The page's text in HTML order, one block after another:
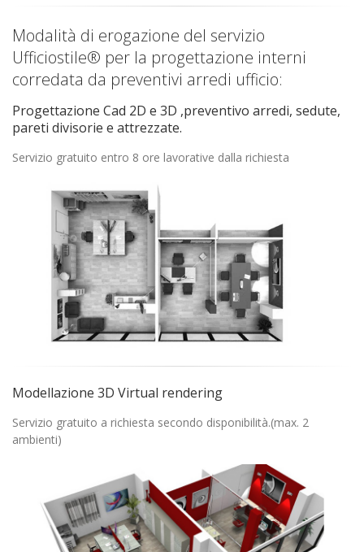
Modalità di erogazione del servizio
Ufficiostile® per la progettazione interni
corredata da preventivi arredi ufficio:
Progettazione Cad 2D e 3D ,preventivo arredi, sedute,
pareti divisorie e attrezzate.
Servizio gratuito entro 8 ore lavorative dalla richiesta
Modellazione 3D Virtual rendering
Servizio gratuito a richiesta secondo disponibilità.(max. 2
ambienti)